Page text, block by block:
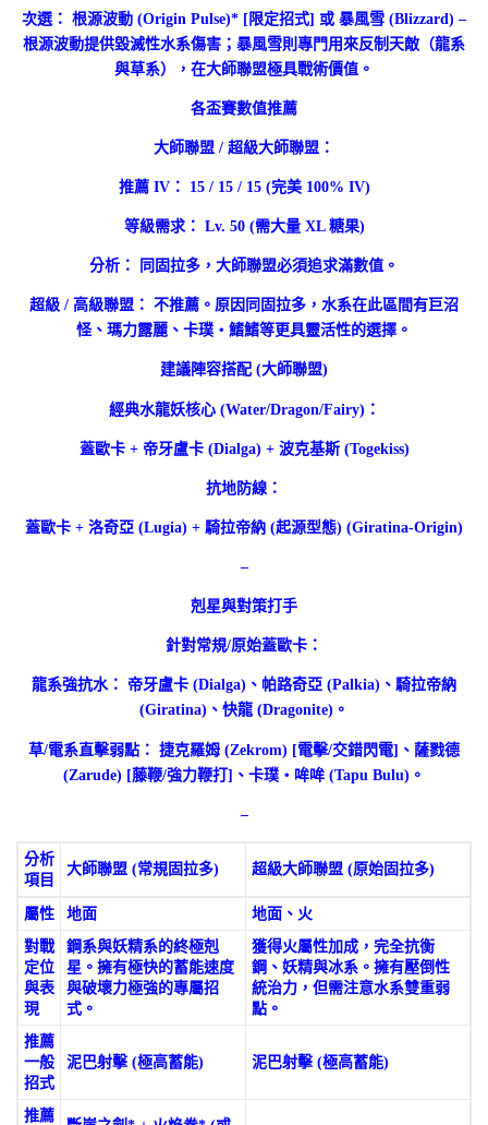
次選： 根源波動 (Origin Pulse)* [限定招式] 或 暴風雪 (Blizzard) –
根源波動提供毀滅性水系傷害；暴風雪則專門用來反制天敵（龍系
與草系），在大師聯盟極具戰術價值。
各盃賽數值推薦
大師聯盟 / 超級大師聯盟：
推薦 IV： 15 / 15 / 15 (完美 100% IV)
等級需求： Lv. 50 (需大量 XL 糖果)
分析： 同固拉多，大師聯盟必須追求滿數值。
超級 / 高級聯盟： 不推薦。原因同固拉多，水系在此區間有巨沼
怪、瑪力露麗、卡璞・鰭鰭等更具靈活性的選擇。
建議陣容搭配 (大師聯盟)
經典水龍妖核心 (Water/Dragon/Fairy)：
蓋歐卡 + 帝牙盧卡 (Dialga) + 波克基斯 (Togekiss)
抗地防線：
蓋歐卡 + 洛奇亞 (Lugia) + 騎拉帝納 (起源型態) (Giratina-Origin)
–
剋星與對策打手
針對常規/原始蓋歐卡：
龍系強抗水： 帝牙盧卡 (Dialga)、帕路奇亞 (Palkia)、騎拉帝納
(Giratina)、快龍 (Dragonite)。
草/電系直擊弱點： 捷克羅姆 (Zekrom) [電擊/交錯閃電]、薩戮德
(Zarude) [藤鞭/強力鞭打]、卡璞・哞哞 (Tapu Bulu)。
–
分析
項目
大師聯盟 (常規固拉多) 超級大師聯盟 (原始固拉多)
屬性 地面
地面、火
對戰
定位
與表
現
鋼系與妖精系的終極剋
星。擁有極快的蓄能速度
與破壞力極強的專屬招
式。
獲得火屬性加成，完全抗衡
鋼、妖精與冰系。擁有壓倒性
統治力，但需注意水系雙重弱
點。
推薦
一般
招式
泥巴射擊 (極高蓄能) 泥巴射擊 (極高蓄能)
推薦